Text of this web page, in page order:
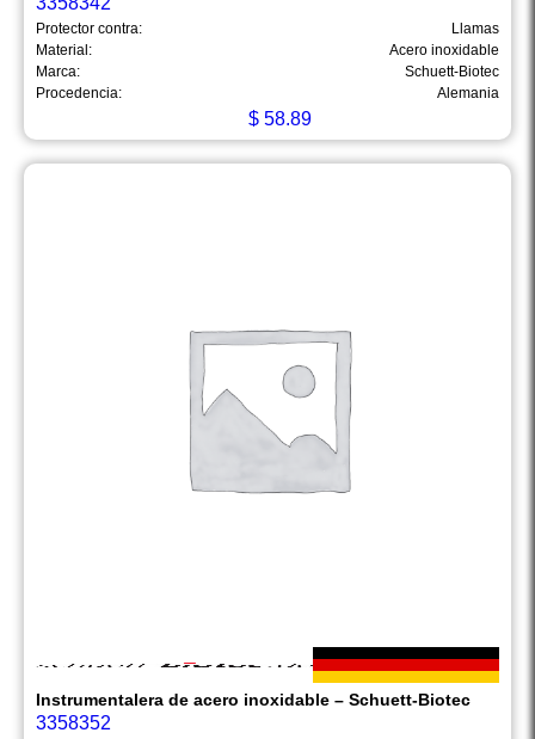
Protector contra:
Llamas
Material:
Acero inoxidable
Marca:
Schuett-Biotec
Procedencia:
Alemania
$58.89
Instrumentalera de acero inoxidable – Schuett-Biotec
3358352